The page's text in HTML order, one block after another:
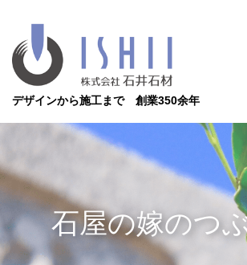
デザインから施工まで 創業350余年
石屋の嫁のつ